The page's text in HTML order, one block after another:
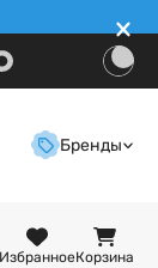
Бренды
ИзбранноеКорзина